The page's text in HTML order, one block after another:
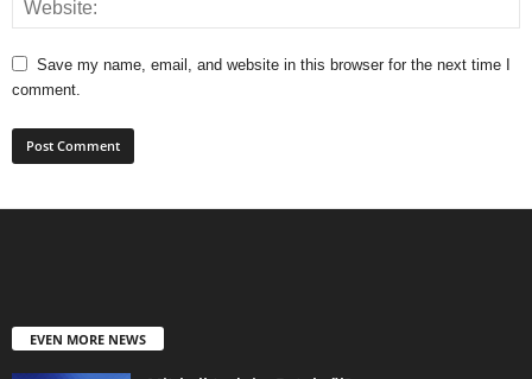
Save my name, email, and website in this browser for the next time I
comment.
EVEN MORE NEWS